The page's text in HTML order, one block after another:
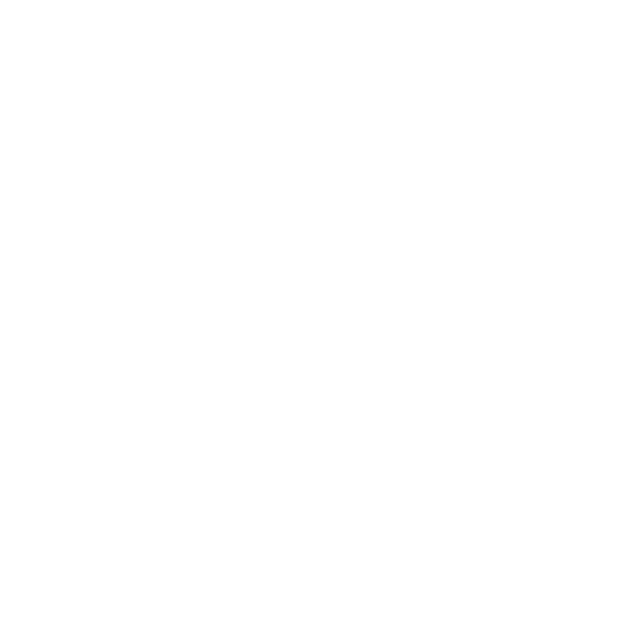
täglichen Tauchausfahrten im Mai 2023!
der kleinen und auch großen Schätze, die unser schönes Rotes Meer zu bieten hat. Außerdem erzählen sie über all das, was sie auf
auf unseren mehrtägigen Minisafaris halten sie euch stets auf dem Laufenden. Egal, ob Early Morning Dive oder
Abu Nuhas oder an der Thistlegorm stehen auf dem Programm. Ob im Norden oder Süden, ihr seid mit an Bord!
erscheinen täglich! 365 Tage im Jahr könnt ihr mit uns zusammen auf die Reise gehen und im
täglichen Tauchausfahrten!
als gewohnt, deshalb jedoch nicht weniger motiviert auf den Weg zu unserer Einsteigertour.
den Weg nach „Carlsons Corner“, wo unser ersten Tauchgang stattfinden sollte. Auf dem
Wasser sprang. Mit so einem tollen Start in den Tag kann es ja nur so weiter gehen. In
einen Drift machen, die anderen entschieden sich für einen stationären Tauchgang, darunter auch
Muränen, Teppich-Krokodilfisch und vielen weiteren Schwärme bewundert hatten.
gedeckt. Nach einem leckeren Mittagessen machten wir eine kleine Mittagspause. Wir
Wasser ab. Jedoch verging nicht allzu lange Zeit bis die Glocke wieder klingelte und das kann
machten wir und auf den Weg nach Ham Ham. Diesmal entschieden sich alle für einen
eine kleine Schildkröte unseren Weg, die wohl einen dringenden Termin im Blauwasser hatte.
sahen wir erneut einen Schatten näher kommen, ein Adlerrochen zog anmutig seine Bahnen.
hinter ihm. Wir bewunderten seine schöne Marmorierung. Die Strömung drückte uns aber
der Einzige seiner Art der uns heute begegnete. Wir ließen uns über das Plateau treiben und
Zuerst den Vater und später dann Mama mit Kind, die auf einem Ausflug unterwegs
waren alle drei wunderschön, als sie in einer Formatierung schwammen, die aussah, als hätten